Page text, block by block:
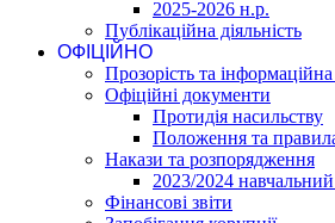
2025-2026 н.р.
Публікаційна діяльність
ОФІЦІЙНО
Прозорість та інформаційна
Офіційні документи
Протидія насильству
Положення та
Накази та розпорядження
2023/2024 навчальний
Фінансові звіти